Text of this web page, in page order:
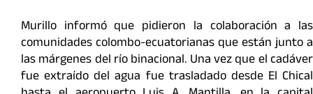
Murillo informó que pidieron la colaboración a las
comunidades colombo-ecuatorianas que están junto a
las márgenes del río binacional. Una vez que el cadáver
fue extraído del agua fue trasladado desde El Chical